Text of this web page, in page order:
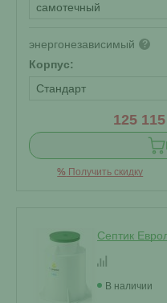
самотечный
энергонезависимый ?
Корпус:
Стандарт
125
% Получить скидку
Септик
В наличии